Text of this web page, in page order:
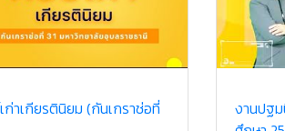
ก่าเกียรตินิยม (กันเกราช่อที่
งานปฐ